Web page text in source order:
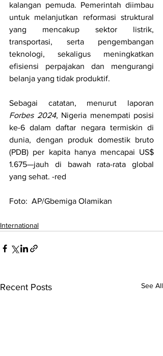
kalangan pemuda. Pemerintah diimbau
untuk melanjutkan reformasi struktural
yang mencakup sektor listrik,
transportasi, serta pengembangan
teknologi, sekaligus meningkatkan
efisiensi perpajakan dan mengurangi
belanja yang tidak produktif.
Forbes 2024, Nigeria menempati posisi
ke-6 dalam daftar negara termiskin di
dunia, dengan produk domestik bruto
(PDB) per kapita hanya mencapai US$
1.675—jauh di bawah rata-rata global
yang sehat. -red
Foto: AP/Gbemiga Olamikan
International
Recent Posts See All